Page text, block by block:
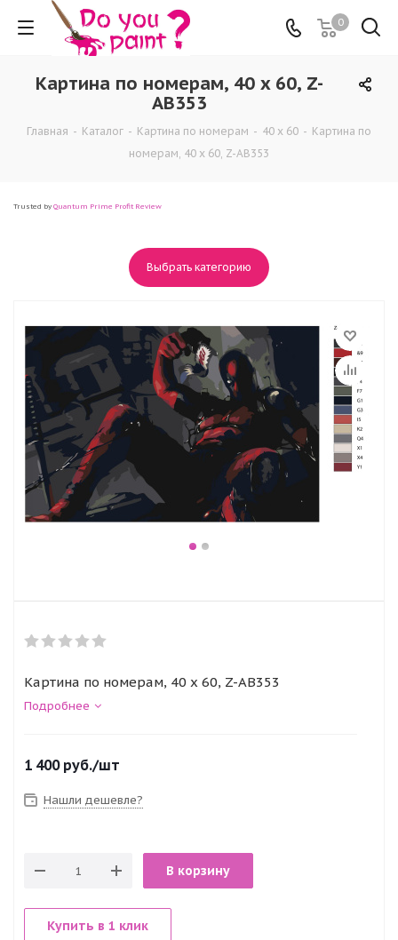
0
Картина по номерам, 40 x 60, Z-
AB353
Главная - Каталог - Картина по номерам - 40 x 60 - Картина по
номерам, 40 x 60, Z-AB353
Trusted by Quantum Prime Profit Review
Выбрать категорию
Картина по номерам, 40 x 60, Z-AB353
Подробнее
1 400руб./шт
Нашли дешевле?
В корзину
Купить в 1 клик